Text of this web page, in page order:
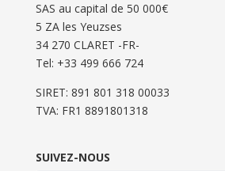
SAS au capital de 50 000€
5 ZA les Yeuzses
34 270 CLARET -FR-
Tel: ‭+33 499 666 724‬
SIRET: 891 801 318 00033
TVA: FR1 8891801318
SUIVEZ-NOUS